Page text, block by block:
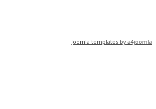
Joomla templates by a4joomla